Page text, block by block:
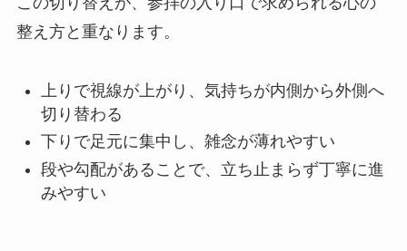
整え方と重なります。
上りで視線が上がり、気持ちが内側から外側へ
切り替わる
下りで足元に集中し、雑念が薄れやすい
段や勾配があることで、立ち止まらず丁寧に進
みやすい